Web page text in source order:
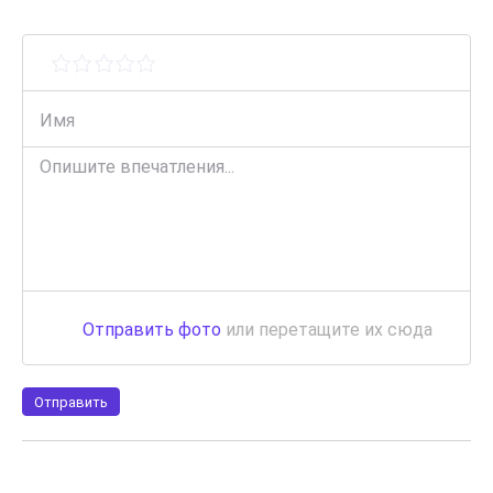
Отправить фото или перетащите их сюда
Отправить
иное использование функциональных
Настоящим Соглашением определяются основные
предоставления на его основе Сервиса является
условий Соглашения:
Предоставление Сервисов регулируется в
соответствии с положениями настоящего
Соглашения, а также дополнительно принимаемых